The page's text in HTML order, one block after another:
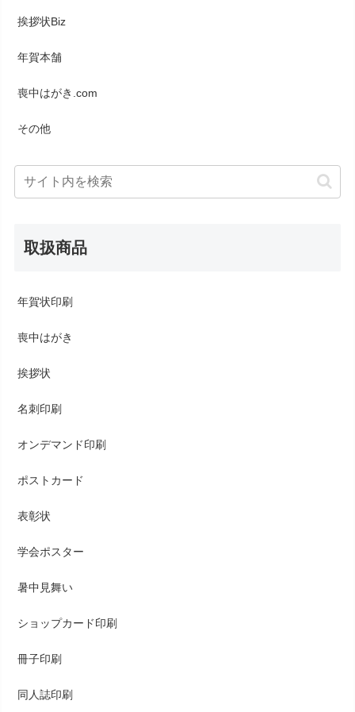
挨拶状Biz
年賀本舗
喪中はがき.com
その他
取扱商品
年賀状印刷
喪中はがき
挨拶状
名刺印刷
オンデマンド印刷
ポストカード
表彰状
学会ポスター
暑中見舞い
ショップカード印刷
冊子印刷
同人誌印刷